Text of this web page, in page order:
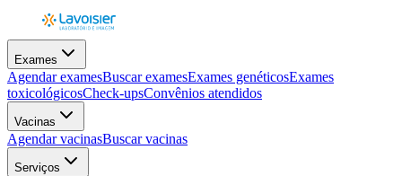
Exames
Agendar examesBuscar examesExames genéticosExames
toxicológicosCheck-upsConvênios atendidos
Vacinas
Agendar vacinasBuscar vacinas
Serviços